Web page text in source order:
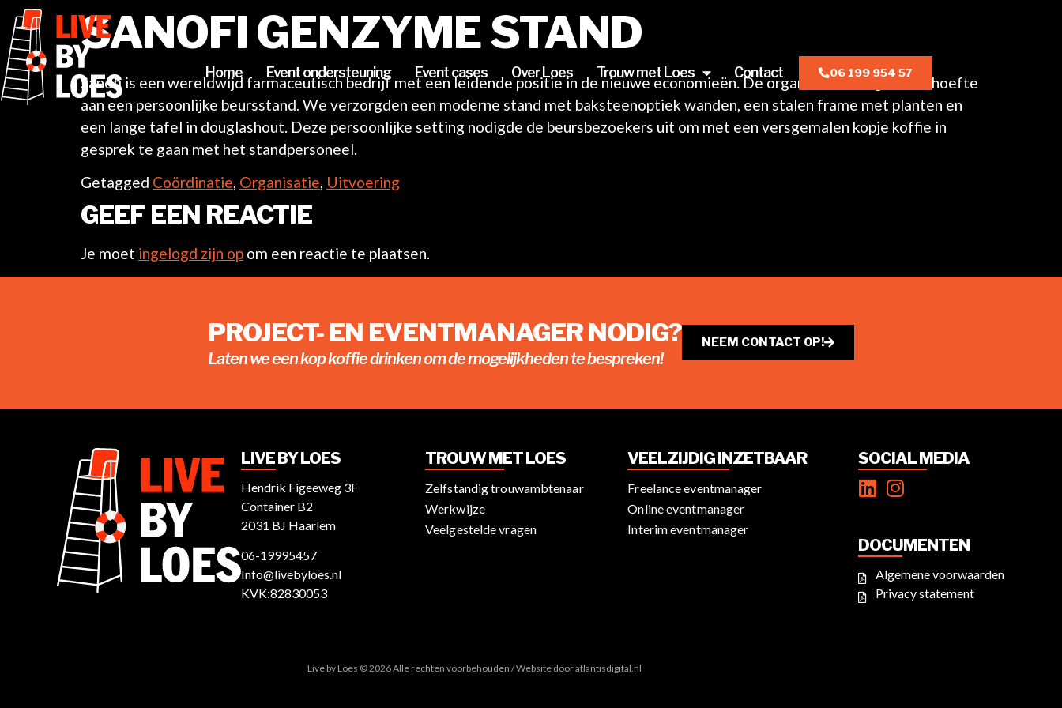
Home Event ondersteuning Event cases Over Loes Trouw met Loes Contact 06 199 954 57
SANOFI GENZYME STAND
Sanofi is een wereldwijd farmaceutisch bedrijf met een leidende positie in de nieuwe economieën. De organisatie had grote behoefte
aan een persoonlijke beursstand. We verzorgden een moderne stand met baksteenoptiek wanden, een stalen frame met planten en
een lange tafel in douglashout. Deze persoonlijke setting nodigde de beursbezoekers uit om met een versgemalen kopje koffie in
gesprek te gaan met het standpersoneel.
Getagged Coördinatie, Organisatie, Uitvoering
GEEF EEN REACTIE
Je moet ingelogd zijn op om een reactie te plaatsen.
PROJECT- EN EVENTMANAGER NODIG?
Laten we een kop koffie drinken om de mogelijkheden te bespreken!
NEEM CONTACT OP!
LIVE BY LOES
Hendrik Figeeweg 3F
Container B2
2031 BJ Haarlem
06-19995457
Info@livebyloes.nl
KVK:82830053
TROUW MET LOES
Zelfstandig trouwambtenaar
Werkwijze
Veelgestelde vragen
VEELZIJDIG INZETBAAR
Freelance eventmanager
Online eventmanager
Interim eventmanager
SOCIAL MEDIA
DOCUMENTEN
Algemene voorwaarden
Privacy statement
Live by Loes © 2026 Alle rechten voorbehouden / Website dooratlantisdigital.nl